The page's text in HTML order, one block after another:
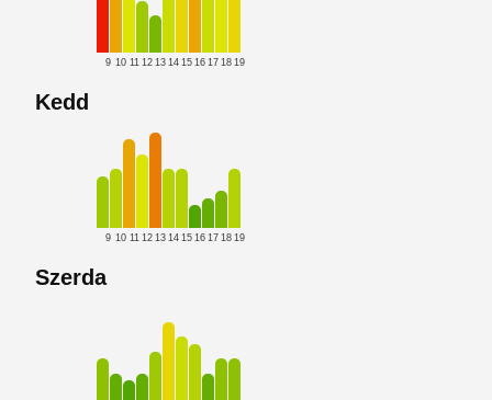
9 10 11 12 13 14 15 16 17 18 19
Kedd
9 10 11 12 13 14 15 16 17 18 19
Szerda